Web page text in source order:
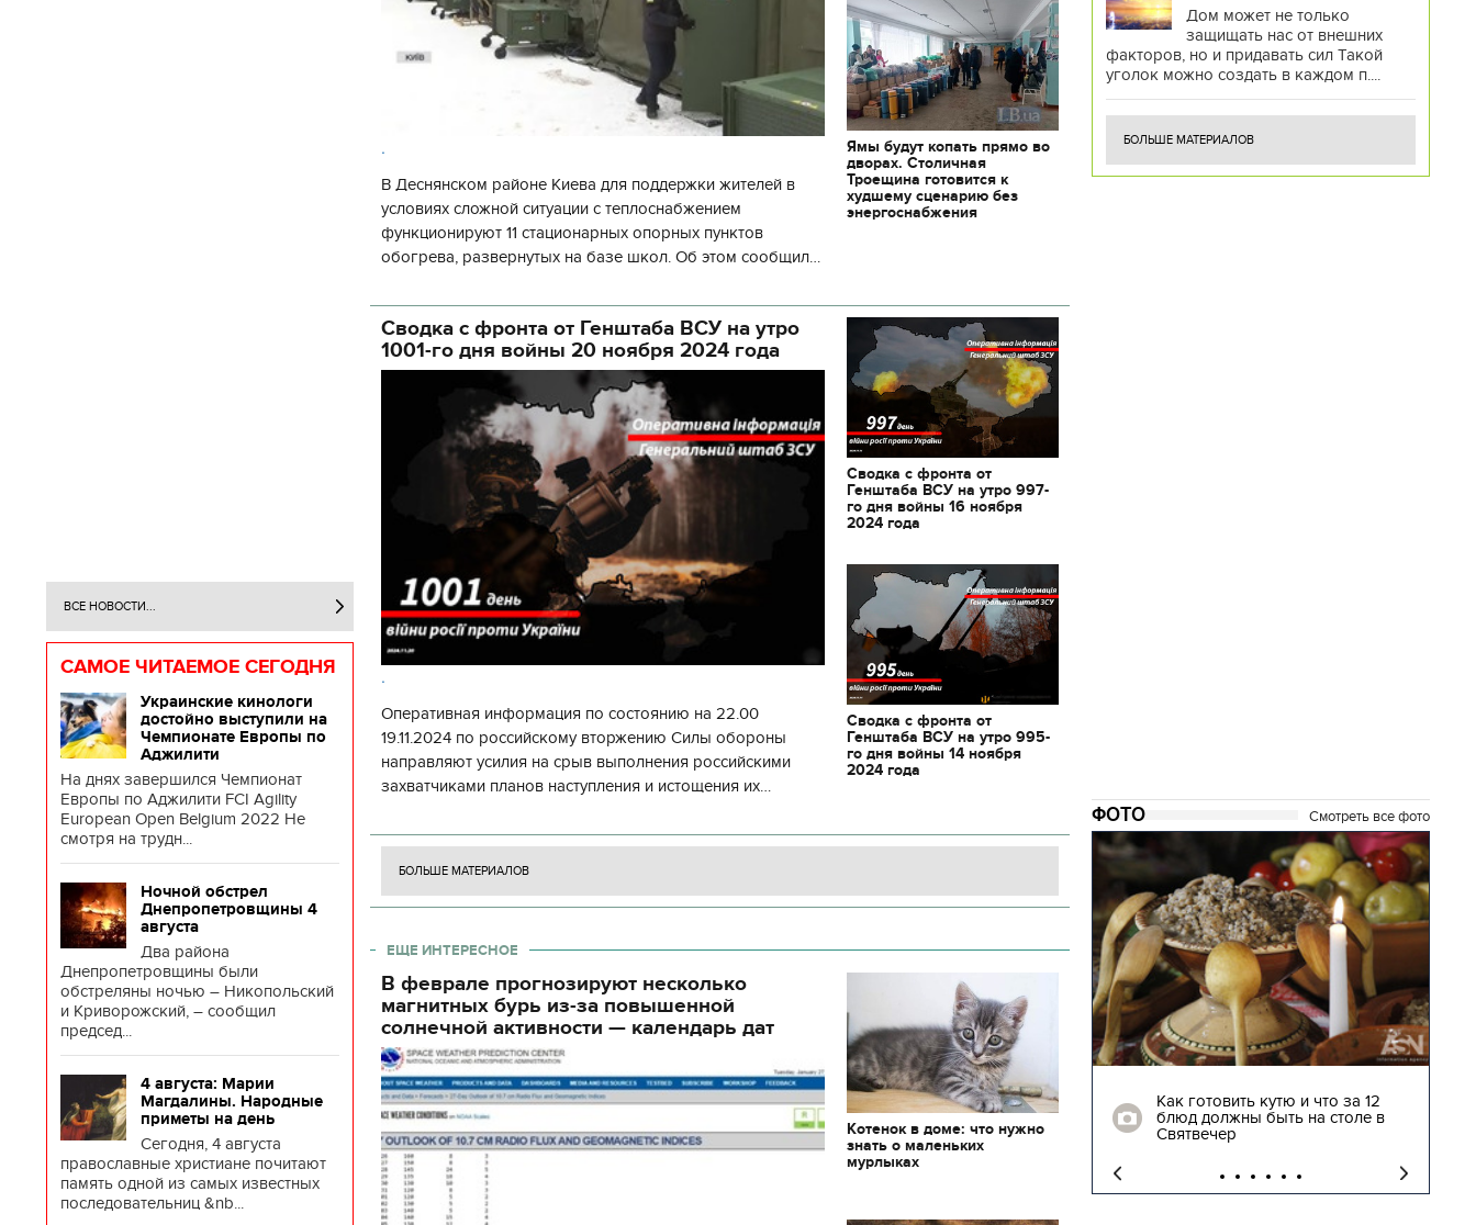
ВСЕ НОВОСТИ...
САМОЕ ЧИТАЕМОЕ СЕГОДНЯ
Украинские кинологи
достойно выступили на
Чемпионате Европы по
Аджилити
На днях завершился Чемпионат
Европы по Аджилити FCI Agility
European Open Belgium 2022 Не
смотря на трудн...
Ночной обстрел
Днепропетровщины 4
августа
Два района
Днепропетровщины были
обстреляны ночью – Никопольский
и Криворожский, – сообщил
председ...
4 августа: Марии
Магдалины. Народные
приметы на день
Сегодня, 4 августа
православные христиане почитают
память одной из самых известных
последовательниц &nb...
.
В Деснянском районе Киева для поддержки жителей в
условиях сложной ситуации с теплоснабжением
функционируют 11 стационарных опорных пунктов
обогрева, развернутых на базе школ. Об этом сообщил
государственной а
Ямы будут копать прямо во
дворах. Столичная
Троещина готовится к
худшему сценарию без
энергоснабжения
Сводка с фронта от Генштаба ВСУ на утро
1001-го дня войны 20 ноября 2024 года
.
Оперативная информация по состоянию на 22.00
19.11.2024 по российскому вторжению Силы обороны
направляют усилия на срыв выполнения российскими
захватчиками планов наступления и истощения их
боевых ст
Сводка с фронта от
Генштаба ВСУ на утро 997-
го дня войны 16 ноября
2024 года
Сводка с фронта от
Генштаба ВСУ на утро 995-
го дня войны 14 ноября
2024 года
БОЛЬШЕ МАТЕРИАЛОВ
ЕЩЕ ИНТЕРЕСНОЕ
В феврале прогнозируют несколько
магнитных бурь из-за повышенной
солнечной активности — календарь дат
Котенок в доме: что нужно
знать о маленьких
мурлыках
Дом может не только
защищать нас от внешних
факторов, но и придавать сил Такой
уголок можно создать в каждом п....
БОЛЬШЕ МАТЕРИАЛОВ
ФОТО Смотреть все фото
11.10.2017 | 16:22
Времена Руси: как выглядят
декорации к фильму
"Сторожевая застава"
Как готовить кутю и что за 12
блюд должны быть на столе в
Святвечер